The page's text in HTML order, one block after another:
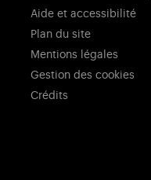
Aide et accessibilité
Plan du site
Mentions légales
Gestion des cookies
Crédits